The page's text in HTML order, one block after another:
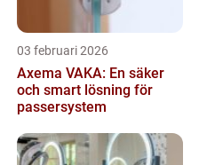
03 februari 2026
Axema VAKA: En säker
och smart lösning för
passersystem